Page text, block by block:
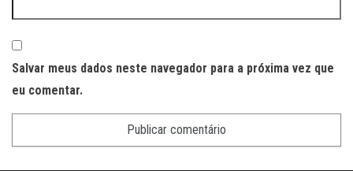
Salvar meus dados neste navegador para a próxima vez que
eu comentar.